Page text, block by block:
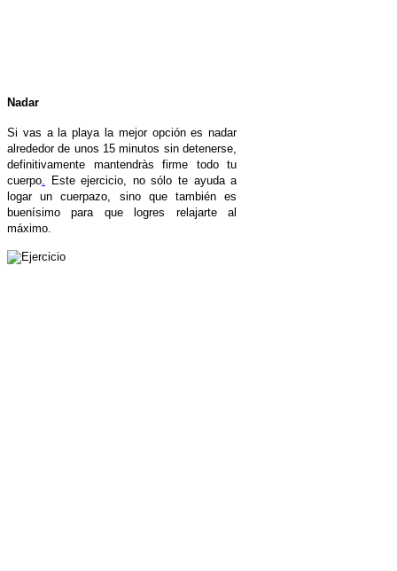
Nadar
Si vas a la playa la mejor opción es nadar
alrededor de unos 15 minutos sin detenerse,
definitivamente mantendràs firme todo tu
cuerpo
Este ejercicio, no sólo te ayuda a
logar un cuerpazo, sino que también es
buenísimo para que logres relajarte al
máximo.